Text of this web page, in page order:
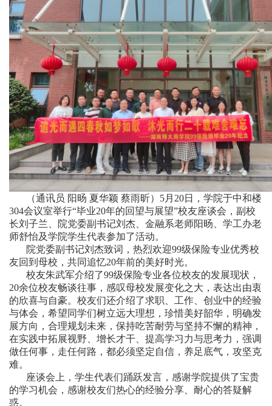
（通讯员 阳旸 夏华颖 蔡雨昕）5月20日，学院于中和楼
304会议室举行“毕业20年的回望与展望”校友座谈会，副校
长刘子兰、院党委副书记刘杰、金融系老师阳旸、学工办老
师舒怡及学院学生代表参加了活动。
院党委副书记刘杰致词，热烈欢迎99级保险专业优秀校
友回到母校，共同追忆20年前的美好时光。
校友朱武军介绍了99级保险专业各位校友的发展现状，
20余位校友畅谈往事，感叹母校发展变化之大，表达出由衷
的欣喜与自豪。校友们还介绍了求职、工作、创业中的经验
与体会，希望同学们树立远大理想，珍惜美好韶华，明确发
展方向，合理规划未来，保持吃苦耐劳与坚持不懈的精神，
在实践中拓展视野、增长才干、提高学习力与思考力，强调
做任何事，走任何路，都必须坚定自信，养足底气，攻坚克
难。
座谈会上，学生代表们踊跃发言，感谢学院提供了宝贵
的学习机会，感谢校友们热心的经验分享、耐心的答疑解
惑。